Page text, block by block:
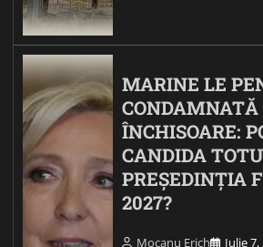
MARINE LE
ÎNCHISOARE:
CANDIDA
PREȘEDINȚIA
2027?
Mocanu Erich Iulie 7,